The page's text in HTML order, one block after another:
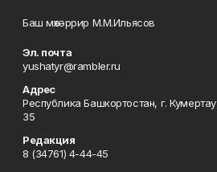
Баш мөхәррир М.М.Ильясов
Эл. почта
yushatyr@rambler.ru
Адрес
Республика Башкортостан, г.
35
Редакция
8 (34761) 4-44-45